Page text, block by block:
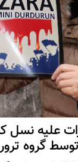
علیه نسل
گروه